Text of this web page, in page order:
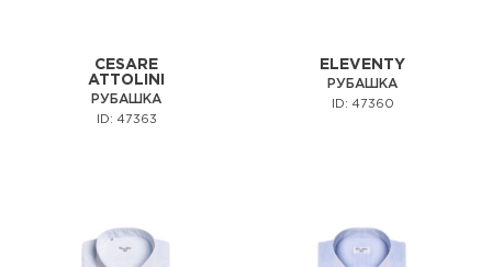
CESARE
ATTOLINI
РУБАШКА
ID: 47363
ELEVENTY
РУБАШКА
ID: 47360